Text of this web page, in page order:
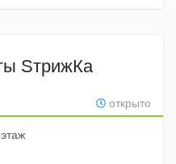
SтрижКа
открыто